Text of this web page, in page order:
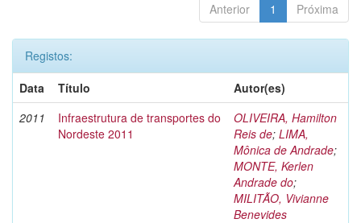
Anterior 1 Próxima
Registos:
Data
Título
Autor(es)
2011
Infraestrutura de transportes do
Nordeste 2011
OLIVEIRA, Hamilton
Reis de; LIMA,
Mônica de Andrade;
MONTE, Kerlen
Andrade do;
MILITÃO, Vivianne
Benevides